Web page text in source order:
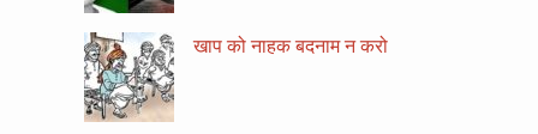
खाप को नाहक बदनाम न करो